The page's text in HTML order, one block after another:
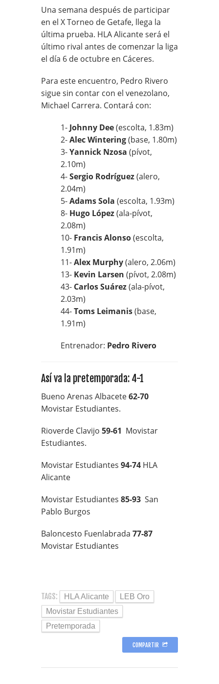
Una semana después de participar
en el X Torneo de Getafe, llega la
última prueba. HLA Alicante será el
último rival antes de comenzar la liga
el día 6 de octubre en Cáceres.
Para este encuentro, Pedro Rivero
sigue sin contar con el venezolano,
Michael Carrera. Contará con:
1- Johnny Dee(escolta, 1.83m)
2-Alec Wintering(base, 1.80m)
3-Yannick Nzosa (pívot,
2.10m)
4-Sergio Rodríguez(alero,
2.04m)
5-Adams Sola (escolta, 1.93m)
8- Hugo López(ala-pívot,
2.08m)
10- Francis Alonso(escolta,
1.91m)
11-Alex Murphy(alero, 2.06m)
13- Kevin Larsen (pívot, 2.08m)
43- Carlos Suárez(ala-pívot,
2.03m)
44-Toms Leimanis(base,
1.91m)
Entrenador: Pedro Rivero
Así va la pretemporada: 4-1
Bueno Arenas Albacete62-70
Movistar Estudiantes.
Rioverde Clavijo 59-61 Movistar
Estudiantes.
Movistar Estudiantes 94-74 HLA
Alicante
Movistar Estudiantes 85-93 San
Pablo Burgos
Baloncesto Fuenlabrada 77-87
Movistar Estudiantes
TAGS: HLA Alicante
LEB Oro
Movistar Estudiantes
Pretemporada
COMPARTIR